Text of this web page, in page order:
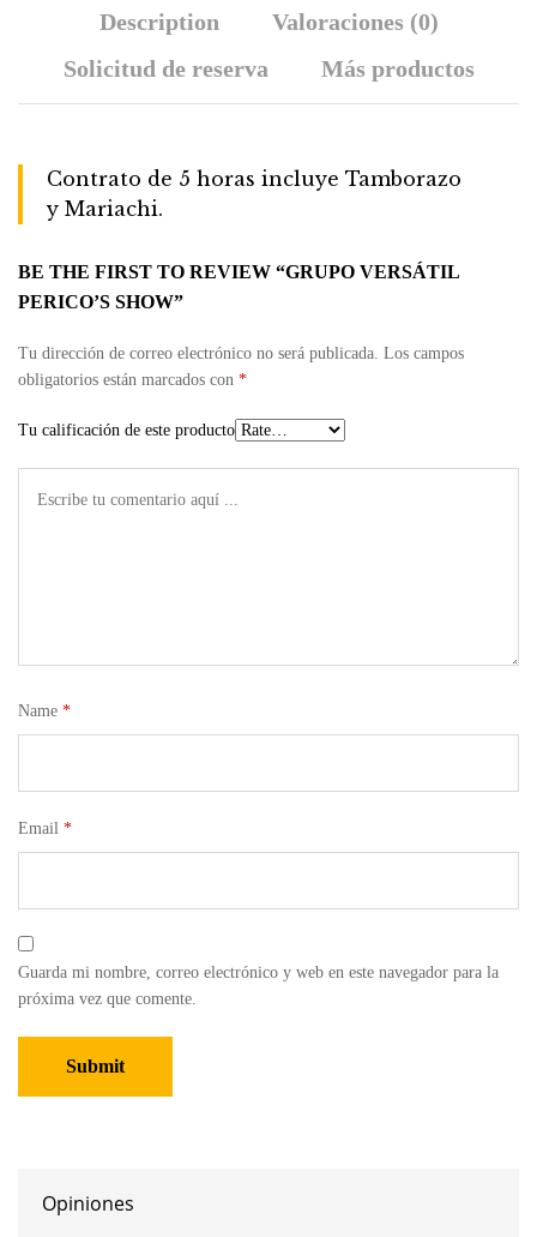
Description
Valoraciones (0)
Solicitud de reserva
Más productos
Contrato de 5 horas incluye Tamborazo
y Mariachi.
BE THE FIRST TO REVIEW “GRUPO VERSÁTIL
PERICO’S SHOW”
Tu dirección de correo electrónico no será publicada. Los campos
obligatorios están marcados con *
Tu calificación de este producto
Name *
Email *
Guarda mi nombre, correo electrónico y web en este navegador para la
próxima vez que comente.
Opiniones